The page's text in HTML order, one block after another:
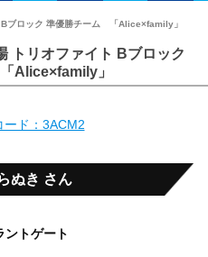
Bブロック 準優勝チーム 「Alice×family」
トリオファイト Bブロック
Alice×family」
ード：3ACM2
ぬき さん
ントゲート